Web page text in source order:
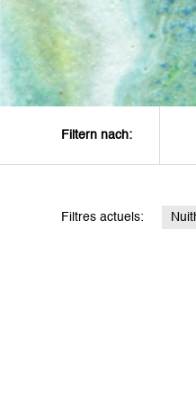
Filtern nach:
Filtres actuels: